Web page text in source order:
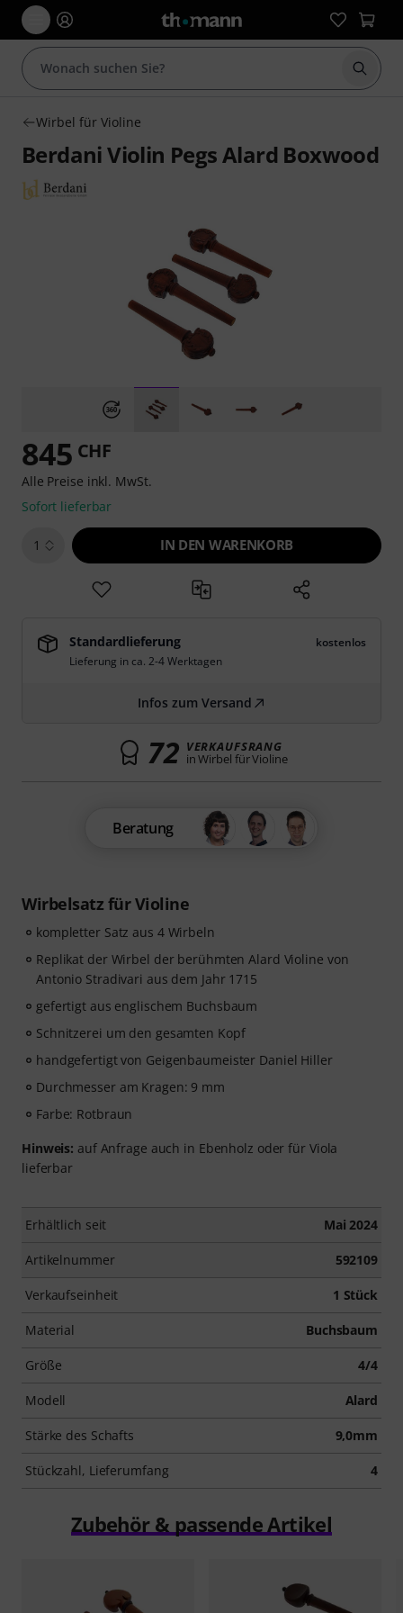
Suche
Wirbel für Violine
Berdani Violin Pegs Alard Boxwood
Wirbelsatz für Violine
kompletter Satz aus 4 Wirbeln
Replikat der Wirbel der berühmten Alard Violine von
Antonio Stradivari aus dem Jahr 1715
gefertigt aus englischem Buchsbaum
Schnitzerei um den gesamten Kopf
handgefertigt von Geigenbaumeister Daniel Hiller
Durchmesser am Kragen: 9 mm
Farbe: Rotbraun
Hinweis: auf Anfrage auch in Ebenholz oder für Viola
lieferbar
Erhältlich seit Mai 2024
Artikelnummer 592109
Verkaufseinheit 1 Stück
Material Buchsbaum
Größe 4/4
Modell Alard
Stärke des Schafts 9,0mm
Stückzahl, Lieferumfang 4
845 CHF
Alle Preise inkl. MwSt.
Sofort lieferbar
1 IN DEN WARENKORB
Standardlieferung
kostenlos
Lieferung in ca. 2-4 Werktagen
Infos zum Versand
72 VERKAUFSRANG
in Wirbel für Violine
Beratung
Zubehör & passende Artikel